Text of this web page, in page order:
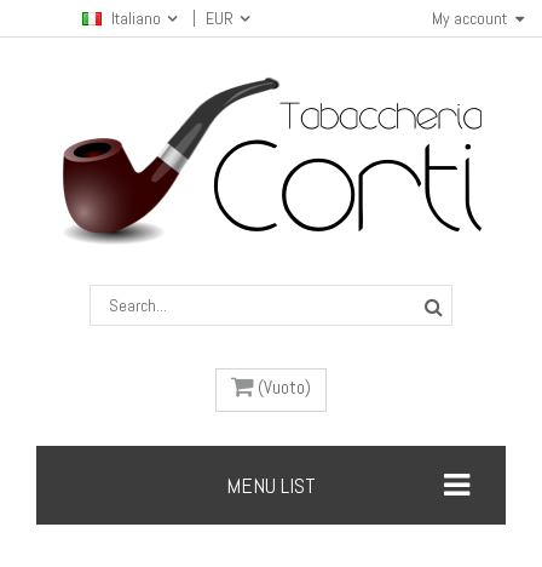
My account
Italiano EUR
(Vuoto)
MENU LIST